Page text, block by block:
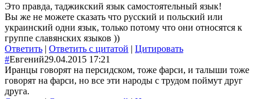
Это правда, таджикский язык самостоятельный язык!
Вы же не можете сказать что русский и польский или
украинский одни язык, только потому что они относятся к
группе славянских языков ))
Ответить | Ответить с цитатой | Цитировать
#Евгений29.04.2015 17:21
Иранцы говорят на персидском, тоже фарси, и талыши тоже
говорят на фарси, но все эти народы с трудом поймут друг
друга.